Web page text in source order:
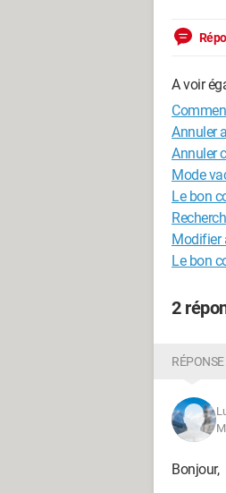
A voir
Annuler
Annuler
Mode
Le bon
Modifier
Le bon
2
Bonjour,